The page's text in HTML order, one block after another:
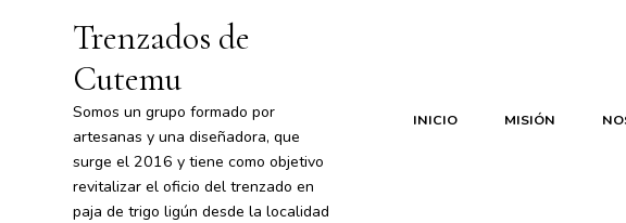
Trenzados de
Cutemu
Somos un grupo formado por
artesanas y una diseñadora, que
surge el 2016 y tiene como objetivo
revitalizar el oficio del trenzado en
paja de trigo ligún desde la localidad
INICIO MISIÓN